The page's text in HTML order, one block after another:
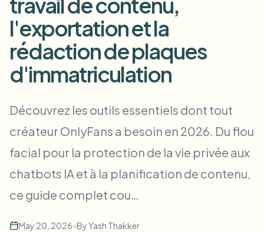
Échange de visage - Vidéo
Intelligence vidéo
Traitez plusieurs vidéos en une fois
Flou facial en masse
Pipelines à haut débit
Flouter n'importe quoi
Zones, politiques et révision d'entreprise
Formulaire de contact
Intelligence vidéo
Suppression d'arrière-plan en masse
l'exportation et la
rédaction de plaques
d'immatriculation
Découvrez les outils essentiels dont tout
créateur OnlyFans a besoin en 2026. Du flou
facial pour la protection de la vie privée aux
chatbots IA et à la planification de contenu,
ce guide complet cou…
May 20, 2026•ByYash Thakker